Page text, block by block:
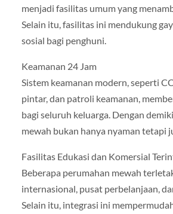
menjadi fasilitas umum yang
Selain itu, fasilitas ini mendukung
sosial bagi penghuni.
Keamanan 24 Jam
Sistem keamanan modern, seperti
pintar, dan patroli keamanan,
bagi seluruh keluarga. Dengan
mewah bukan hanya nyaman tetapi
Fasilitas Edukasi dan Komersial
Beberapa perumahan mewah
internasional, pusat perbelanjaan,
Selain itu, integrasi ini